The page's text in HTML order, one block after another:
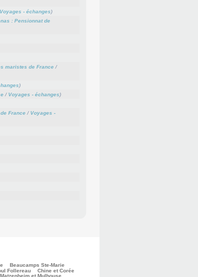
Voyages - échanges)
: Pensionnat de
maristes de France/
)
/ Voyages - échanges)
France/ Voyages -
Beaucamps Ste-Marie
Follereau Chine et Corée
et Mulhouse